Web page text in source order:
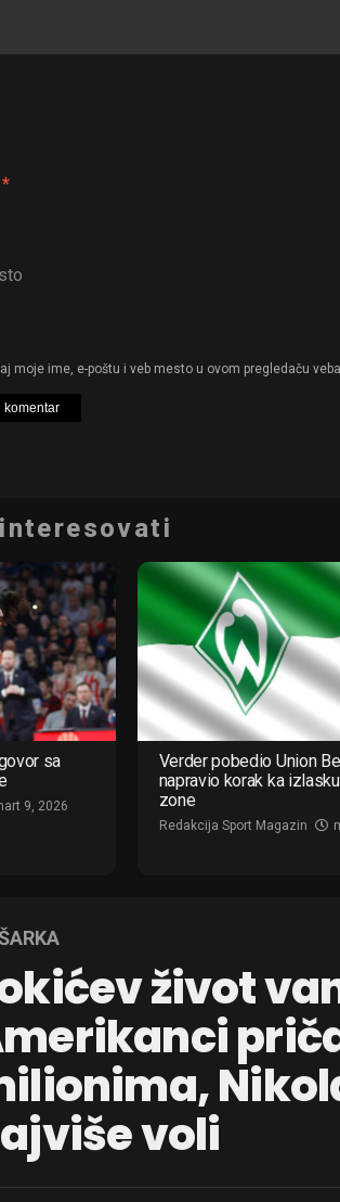
*
moje ime, e-poštu i veb mesto u ovom pregledaču
sa
9, 2026
Verder pobedio Union
napravio korak ka
zone
Redakcija Sport Magazin
život
voli